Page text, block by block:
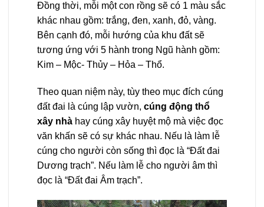
Đồng thời, mỗi một con rồng sẽ có 1 màu sắc
khác nhau gồm: trắng, đen, xanh, đỏ, vàng.
Bên cạnh đó, mỗi hướng của khu đất sẽ
tương ứng với 5 hành trong Ngũ hành gồm:
Kim – Mộc- Thủy – Hỏa – Thổ.
Theo quan niệm này, tùy theo mục đích cúng
đất đai là cúng lập vườn, cúng động thổ
xây nhà hay cúng xây huyệt mộ mà việc đọc
văn khấn sẽ có sự khác nhau. Nếu là làm lễ
cúng cho người còn sống thì đọc là “Đất đai
Dương trạch”. Nếu làm lễ cho người âm thì
đọc là “Đất đai Âm trạch”.